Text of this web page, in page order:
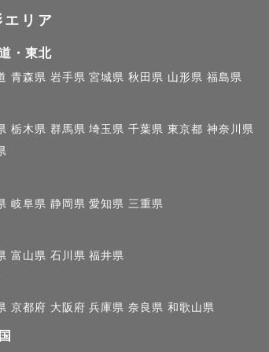
写真も一緒に残しています。
エリア
・東北
青森県 岩手県 宮城県 秋田県 山形県 福島県
栃木県 群馬県 埼玉県 千葉県 東京都 神奈川県
岐阜県 静岡県 愛知県 三重県
富山県 石川県 福井県
京都府 大阪府 兵庫県 奈良県 和歌山県